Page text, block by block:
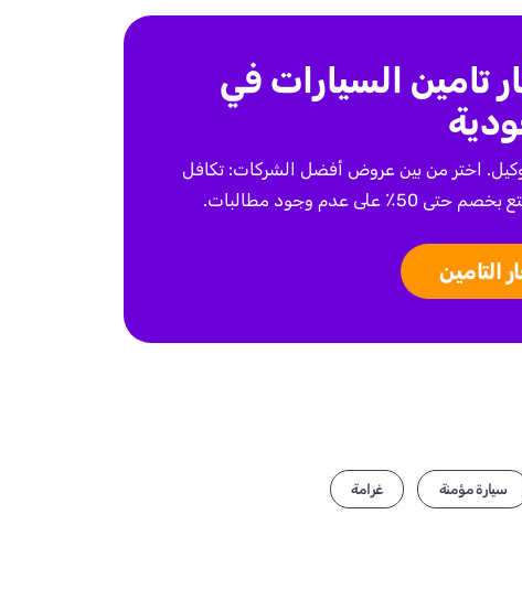
السيارات في
اختر من بين عروض أفضل الشركات: تكافل
عدم وجود مطالبات.
التامين
سيارة مؤمنة غرامة